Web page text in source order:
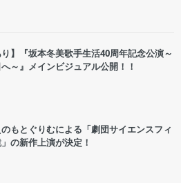
り】『坂本冬美歌手生活40周年記念公演～
～』メインビジュアル公開！！
もとぐりむによる「劇団サイエンスフィ
の新作上演が決定！